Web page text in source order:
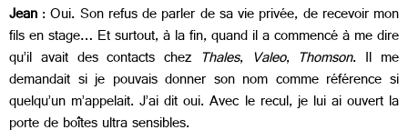
Jean: Oui. Son refus de parler de sa vie privée, de recevoir mon
fils en stage… Et surtout, à la fin, quand il a commencé à me dire
qu’il avait des contacts chez Thales, Valeo, Thomson. Il me
demandait si je pouvais donner son nom comme référence si
quelqu’un m’appelait. J’ai dit oui. Avec le recul, je lui ai ouvert la
porte de boîtes ultra sensibles.